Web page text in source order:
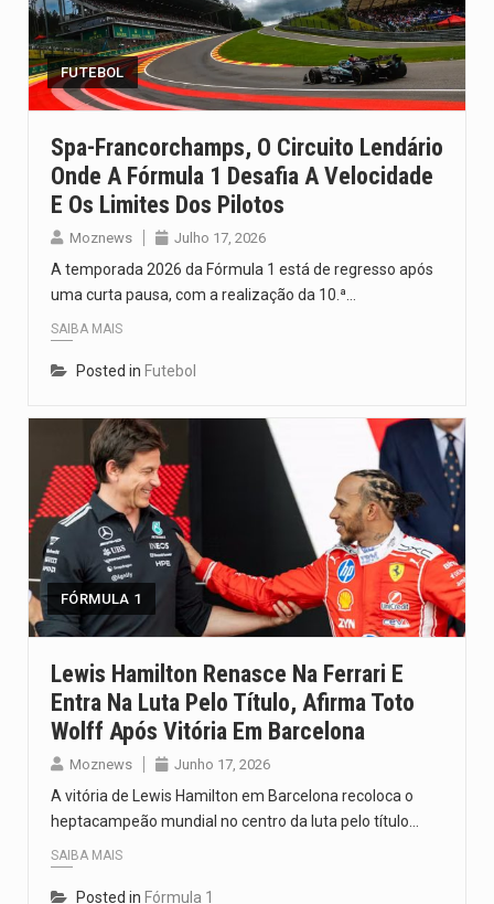
O pagamento marca o desfecho de um dos processos mais…
O programa, cuja implementação está prevista entre abril de 2026…
O Departamento de Estado norte-americano confirmou que cidadãos dos Estados…
FUTEBOL
Spa-Francorchamps, O Circuito Lendário
Onde A Fórmula 1 Desafia A Velocidade
E Os Limites Dos Pilotos
Moznews Julho 17, 2026
A temporada 2026 da Fórmula 1 está de regresso após
uma curta pausa, com a realização da 10.ª…
SAIBA MAIS
Posted in Futebol
FÓRMULA 1
Lewis Hamilton Renasce Na Ferrari E
Entra Na Luta Pelo Título, Afirma Toto
Wolff Após Vitória Em Barcelona
Moznews Junho 17, 2026
A vitória de Lewis Hamilton em Barcelona recoloca o
heptacampeão mundial no centro da luta pelo título…
SAIBA MAIS
Posted in Fórmula 1